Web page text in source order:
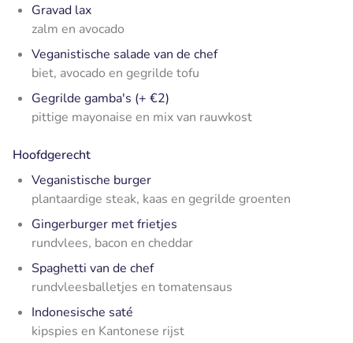
Gravad lax
zalm en avocado
Veganistische salade van de chef
biet, avocado en gegrilde tofu
Gegrilde gamba's (+ €2)
pittige mayonaise en mix van rauwkost
Hoofdgerecht
Veganistische burger
plantaardige steak, kaas en gegrilde groenten
Gingerburger met frietjes
rundvlees, bacon en cheddar
Spaghetti van de chef
rundvleesballetjes en tomatensaus
Indonesische saté
kipspies en Kantonese rijst